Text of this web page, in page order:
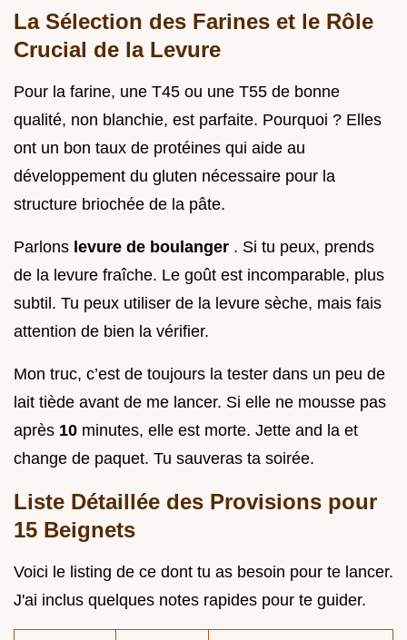
La Sélection des Farines et le Rôle
Crucial de la Levure
Pour la farine, une T45 ou une T55 de bonne
qualité, non blanchie, est parfaite. Pourquoi ? Elles
ont un bon taux de protéines qui aide au
développement du gluten nécessaire pour la
structure briochée de la pâte.
Parlons levure de boulanger . Si tu peux, prends
de la levure fraîche. Le goût est incomparable, plus
subtil. Tu peux utiliser de la levure sèche, mais fais
attention de bien la vérifier.
Mon truc, c’est de toujours la tester dans un peu de
lait tiède avant de me lancer. Si elle ne mousse pas
après 10 minutes, elle est morte. Jette and la et
change de paquet. Tu sauveras ta soirée.
Liste Détaillée des Provisions pour
15 Beignets
Voici le listing de ce dont tu as besoin pour te lancer.
J'ai inclus quelques notes rapides pour te guider.